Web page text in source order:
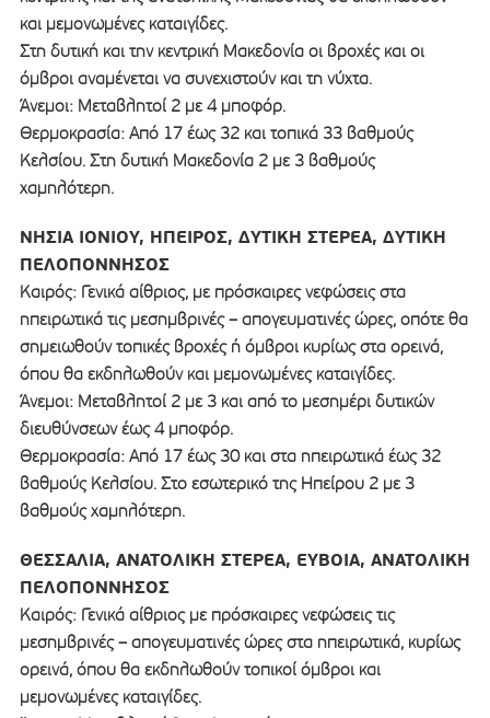
και μεμονωμένες καταιγίδες.
Στη δυτική και την κεντρική Μακεδονία οι βροχές και οι
όμβροι αναμένεται να συνεχιστούν και τη νύχτα.
Άνεμοι: Μεταβλητοί 2 με 4 μποφόρ.
Θερμοκρασία: Από 17 έως 32 και τοπικά 33 βαθμούς
Κελσίου. Στη δυτική Μακεδονία 2 με 3 βαθμούς
χαμηλότερη.
ΝΗΣΙΑ ΙΟΝΙΟΥ, ΗΠΕΙΡΟΣ, ΔΥΤΙΚΗ ΣΤΕΡΕΑ, ΔΥΤΙΚΗ
ΠΕΛΟΠΟΝΝΗΣΟΣ
Καιρός: Γενικά αίθριος, με πρόσκαιρες νεφώσεις στα
ηπειρωτικά τις μεσημβρινές – απογευματινές ώρες, οπότε θα
σημειωθούν τοπικές βροχές ή όμβροι κυρίως στα ορεινά,
όπου θα εκδηλωθούν και μεμονωμένες καταιγίδες.
Άνεμοι: Μεταβλητοί 2 με 3 και από το μεσημέρι δυτικών
διευθύνσεων έως 4 μποφόρ.
Θερμοκρασία: Από 17 έως 30 και στα ηπειρωτικά έως 32
βαθμούς Κελσίου. Στο εσωτερικό της Ηπείρου 2 με 3
βαθμούς χαμηλότερη.
ΘΕΣΣΑΛΙΑ, ΑΝΑΤΟΛΙΚΗ ΣΤΕΡΕΑ, ΕΥΒΟΙΑ, ΑΝΑΤΟΛΙΚΗ
ΠΕΛΟΠΟΝΝΗΣΟΣ
Καιρός: Γενικά αίθριος με πρόσκαιρες νεφώσεις τις
μεσημβρινές – απογευματινές ώρες στα ηπειρωτικά, κυρίως
ορεινά, όπου θα εκδηλωθούν τοπικοί όμβροι και
μεμονωμένες καταιγίδες.